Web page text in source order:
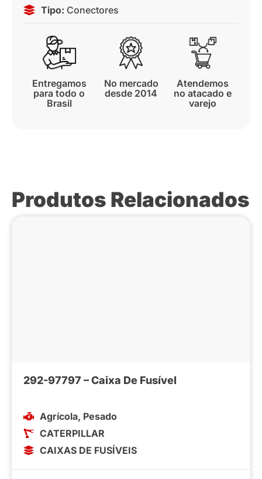
Tipo: Conectores
Entregamos
para todo o
Brasil
No mercado
desde 2014
Atendemos
no atacado e
varejo
Produtos Relacionados
292-97797 – Caixa De Fusível
Agrícola, Pesado
CATERPILLAR
CAIXAS DE FUSÍVEIS